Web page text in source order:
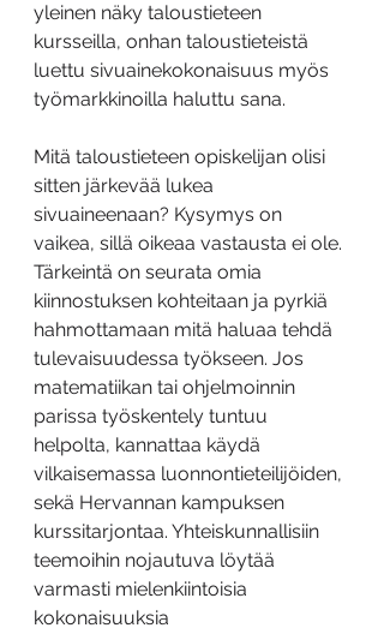
yleinen näky taloustieteen
kursseilla, onhan taloustieteistä
luettu sivuainekokonaisuus myös
työmarkkinoilla haluttu sana.
Mitä taloustieteen opiskelijan olisi
sitten järkevää lukea
sivuaineenaan? Kysymys on
vaikea, sillä oikeaa vastausta ei ole.
Tärkeintä on seurata omia
kiinnostuksen kohteitaan ja pyrkiä
hahmottamaan mitä haluaa tehdä
tulevaisuudessa työkseen. Jos
matematiikan tai ohjelmoinnin
parissa työskentely tuntuu
helpolta, kannattaa käydä
vilkaisemassa luonnontieteilijöiden,
sekä Hervannan kampuksen
kurssitarjontaa. Yhteiskunnallisiin
teemoihin nojautuva löytää
varmasti mielenkiintoisia
kokonaisuuksia